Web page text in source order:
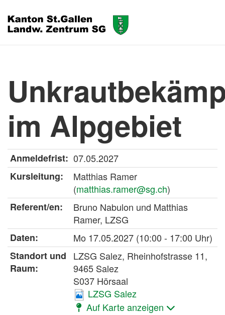
im Alpgebiet
Anmeldefrist: 07.05.2027
Kursleitung:
Matthias Ramer
(matthias.ramer@sg.ch)
Referent/en:
Bruno Nabulon und Matthias
Ramer, LZSG
Daten:
Mo 17.05.2027 (10:00 - 17:00 Uhr)
Standort und
Raum:
LZSG Salez, Rheinhofstrasse 11,
9465 Salez
S037 Hörsaal
LZSG Salez
Auf Karte anzeigen